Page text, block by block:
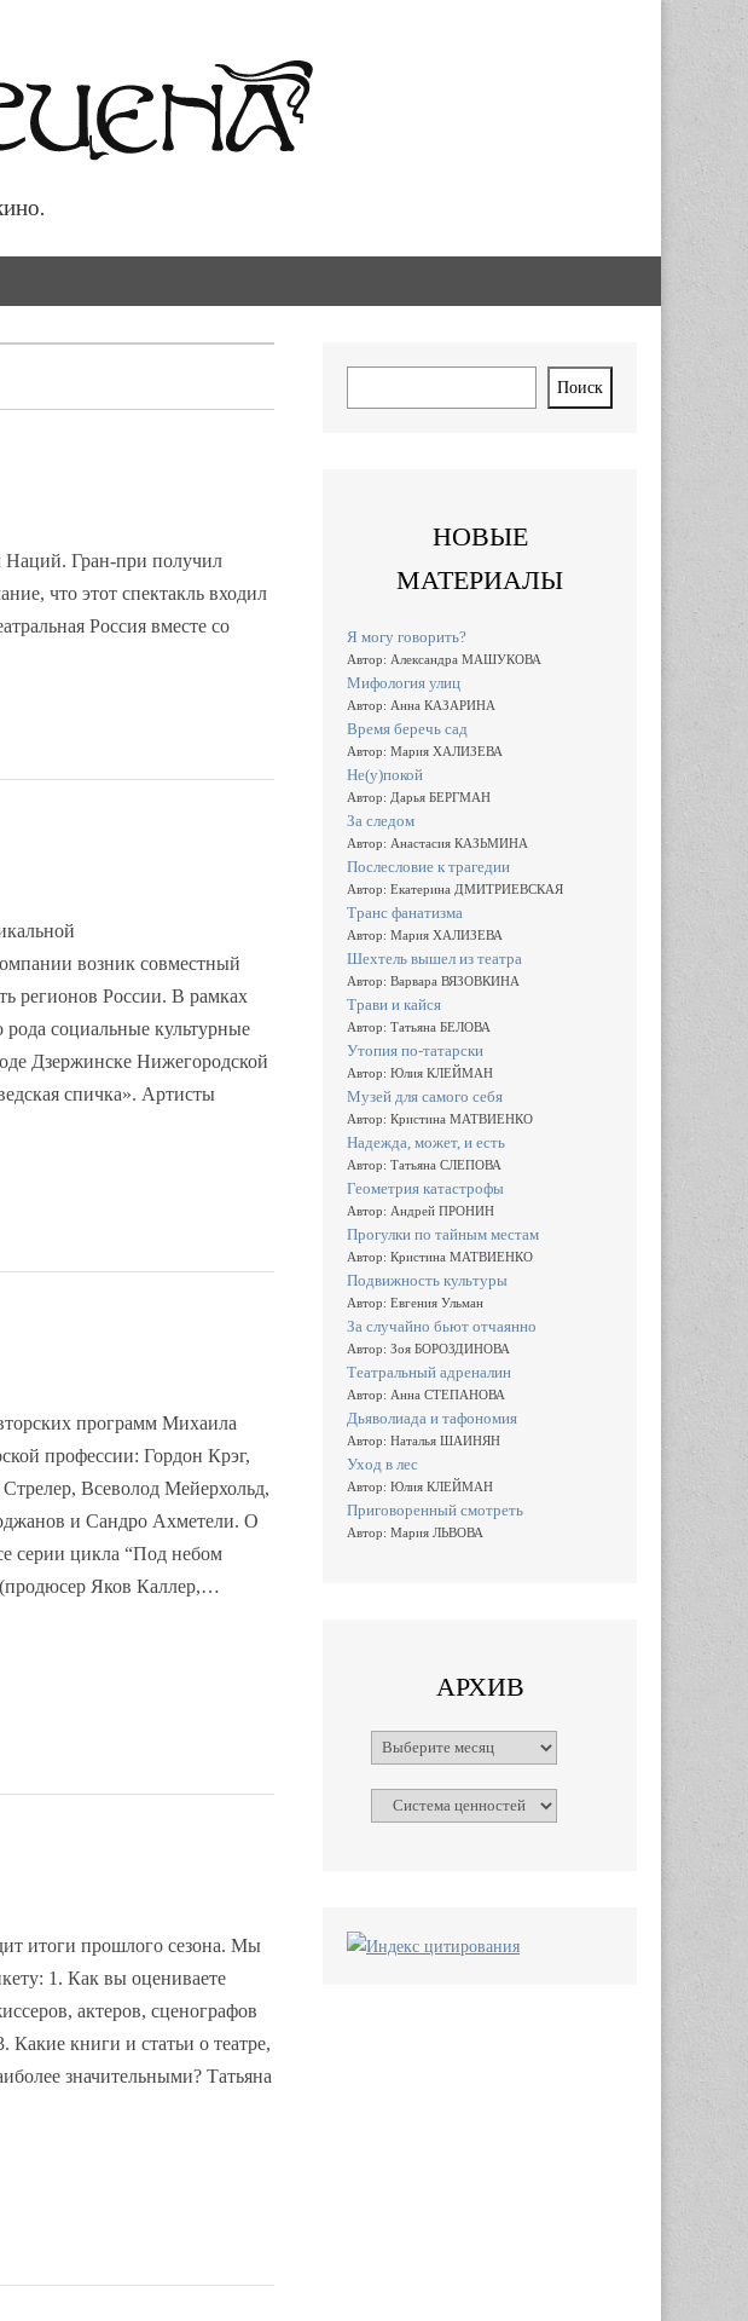
Наций. Гран-при получил
что этот спектакль входил
Россия вместе со
возник совместный
регионов России. В рамках
социальные культурные
Дзержинске Нижегородской
спичка». Артисты
программ Михаила
профессии: Гордон Крэг,
Всеволод Мейерхольд,
и Сандро Ахметели. О
серии цикла “Под небом
(продюсер Яков Каллер,…
итоги прошлого сезона. Мы
1. Как вы оцениваете
актеров, сценографов
Какие книги и статьи о театре,
значительными? Татьяна
Поиск
НОВЫЕ
МАТЕРИАЛЫ
Я могу говорить?
Автор: Александра МАШУКОВА
Мифология улиц
Автор: Анна КАЗАРИНА
Время беречь сад
Автор: Мария ХАЛИЗЕВА
Не(у)покой
Автор: Дарья БЕРГМАН
За следом
Автор: Анастасия КАЗЬМИНА
Послесловие к трагедии
Автор: Екатерина ДМИТРИЕВСКАЯ
Транс фанатизма
Автор: Мария ХАЛИЗЕВА
Шехтель вышел из театра
Автор: Варвара ВЯЗОВКИНА
Трави и кайся
Автор: Татьяна БЕЛОВА
Утопия по-татарски
Автор: Юлия КЛЕЙМАН
Музей для самого себя
Автор: Кристина МАТВИЕНКО
Надежда, может, и есть
Автор: Татьяна СЛЕПОВА
Геометрия катастрофы
Автор: Андрей ПРОНИН
Прогулки по тайным местам
Автор: Кристина МАТВИЕНКО
Подвижность культуры
Автор: Евгения Ульман
За случайно бьют отчаянно
Автор: Зоя БОРОЗДИНОВА
Театральный адреналин
Автор: Анна СТЕПАНОВА
Дьяволиада и тафономия
Автор: Наталья ШАИНЯН
Уход в лес
Автор: Юлия КЛЕЙМАН
Приговоренный смотреть
Автор: Мария ЛЬВОВА
АРХИВ
Архивы
Рубрики